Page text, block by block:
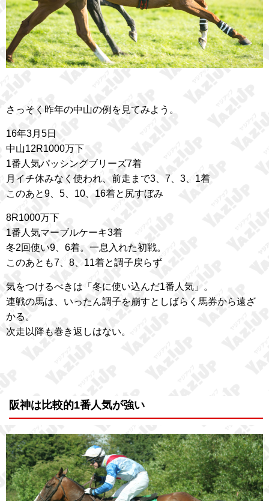
さっそく昨年の中山の例を見てみよう。
16年3月5日
中山12R1000万下
1番人気パッシングブリーズ7着
月イチ休みなく使われ、前走まで3、7、3、1着
このあと9、5、10、16着と尻すぼみ
8R1000万下
1番人気マーブルケーキ3着
冬2回使い9、6着。一息入れた初戦。
このあとも7、8、11着と調子戻らず
気をつけるべきは「冬に使い込んだ1番人気」。
連戦の馬は、いったん調子を崩すとしばらく馬券から遠ざ
かる。
次走以降も巻き返しはない。
阪神は比較的1番人気が強い